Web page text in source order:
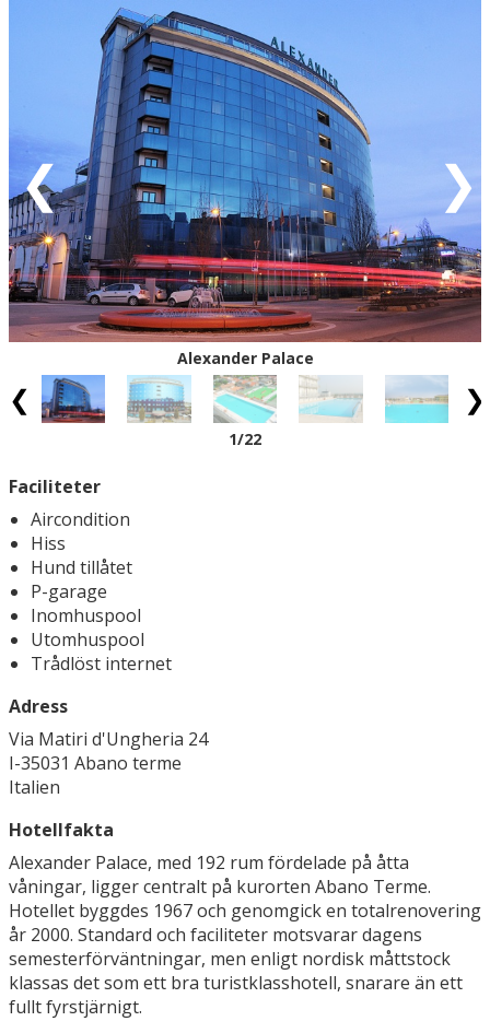
Grön = ankomstdatum är ledig (bokning går att
genomföra direkt).
Gul = ankomstdatum är möjligen ledig (kan bokas mot
förfrågan - vi återkommer med definitiv
bokningsbekräftelse).
Röd = ankomstdatum är fullbokad.
Vit = ingen ankomst möjlig
Eventuell rabatt är avdragen från de angivna priserna.
Alexander Palace
1/22
Faciliteter
Aircondition
Hiss
Hund tillåtet
P-garage
Inomhuspool
Utomhuspool
Trådlöst internet
Adress
Via Matiri d'Ungheria 24
I-35031 Abano terme
Italien
Hotellfakta
Alexander Palace, med 192 rum fördelade på åtta
våningar, ligger centralt på kurorten Abano Terme.
Hotellet byggdes 1967 och genomgick en totalrenovering
år 2000. Standard och faciliteter motsvarar dagens
semesterförväntningar, men enligt nordisk måttstock
klassas det som ett bra turistklasshotell, snarare än ett
fullt fyrstjärnigt.